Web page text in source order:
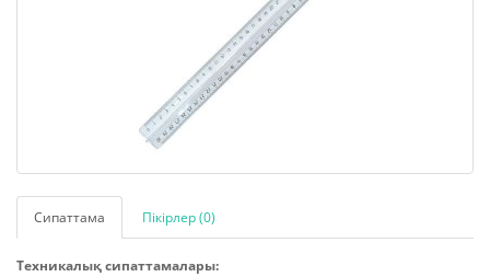
Сипаттама Пікірлер (0)
Техникалық сипаттамалары: